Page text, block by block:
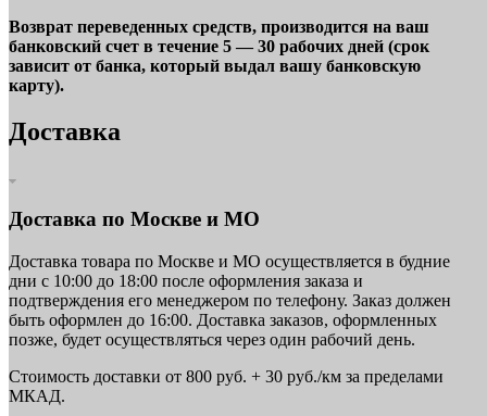
Возврат переведенных средств, производится на ваш
банковский счет в течение 5 — 30 рабочих дней (срок
зависит от банка, который выдал вашу банковскую
карту).
Доставка
Доставка по Москве и МО
Доставка товара по Москве и МО осуществляется в будние
дни с 10:00 до 18:00 после оформления заказа и
подтверждения его менеджером по телефону. Заказ должен
быть оформлен до 16:00. Доставка заказов, оформленных
позже, будет осуществляться через один рабочий день.
Стоимость доставки от 800 руб. + 30 руб./км за пределами
МКАД.